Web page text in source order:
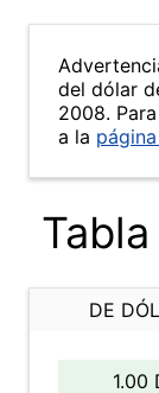
del dólar
2008.
a la
DE
1.00